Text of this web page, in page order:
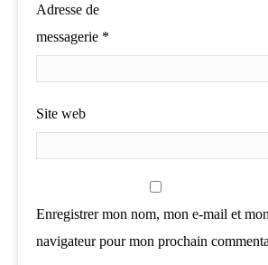
Adresse de
messagerie *
Site web
Enregistrer mon nom, mon e-mail et
navigateur pour mon prochain